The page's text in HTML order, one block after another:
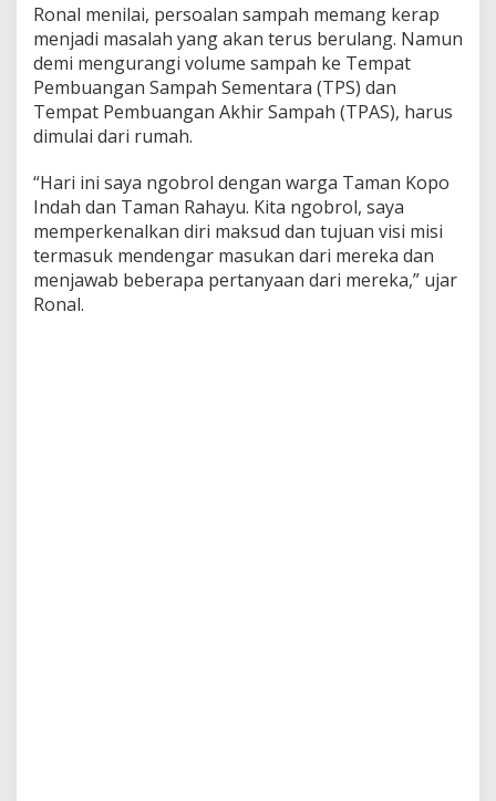
Ronal menilai, persoalan sampah memang kerap
menjadi masalah yang akan terus berulang. Namun
demi mengurangi volume sampah ke Tempat
Pembuangan Sampah Sementara (TPS) dan
Tempat Pembuangan Akhir Sampah (TPAS), harus
dimulai dari rumah.
“Hari ini saya ngobrol dengan warga Taman Kopo
Indah dan Taman Rahayu. Kita ngobrol, saya
memperkenalkan diri maksud dan tujuan visi misi
termasuk mendengar masukan dari mereka dan
menjawab beberapa pertanyaan dari mereka,” ujar
Ronal.